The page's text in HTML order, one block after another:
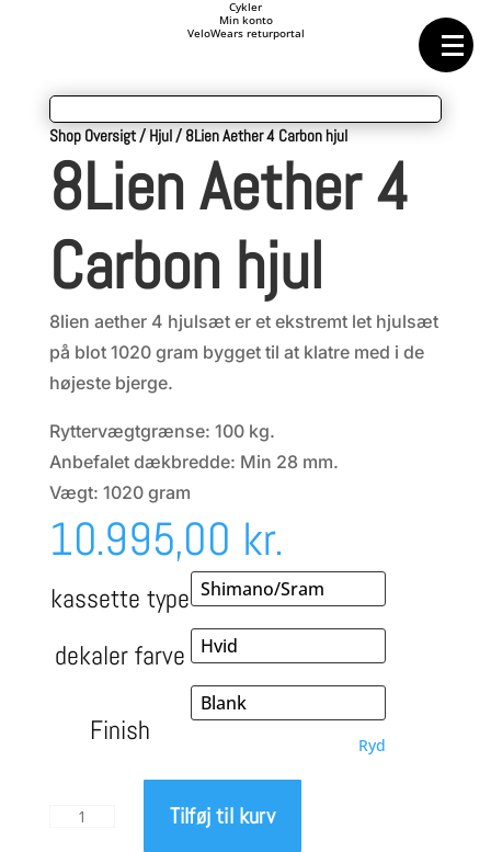
Geargrupper
Komponenter
Tilbehør
Wattmålere
Cykler
Min konto
VeloWears returportal
Shop Oversigt/Hjul/8Lien Aether 4 Carbon hjul
8Lien Aether 4
Carbon hjul
8lien aether 4 hjulsæt er et ekstremt let hjulsæt
på blot 1020 gram bygget til at klatre med i de
højeste bjerge.
Ryttervægtgrænse: 100 kg.
Anbefalet dækbredde: Min 28 mm.
Vægt: 1020 gram
10.995,00 kr.
kassette type
dekaler farve
Finish Ryd
8Lien
Tilføj til kurv